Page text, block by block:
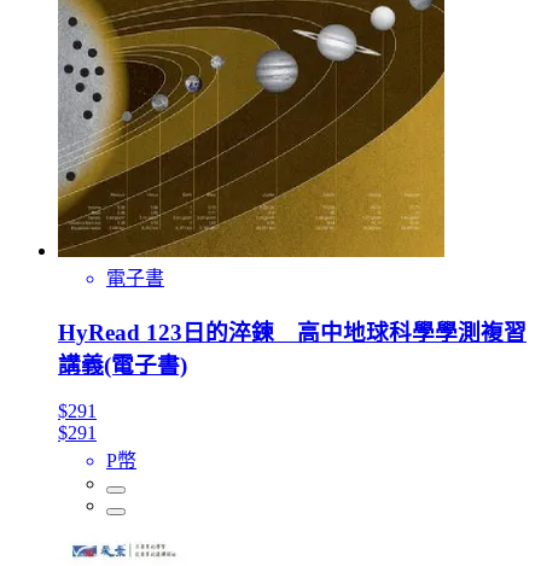
電子書
HyRead 123日的淬鍊 高中地球科學學測複習
講義(電子書)
$291
$291
P幣